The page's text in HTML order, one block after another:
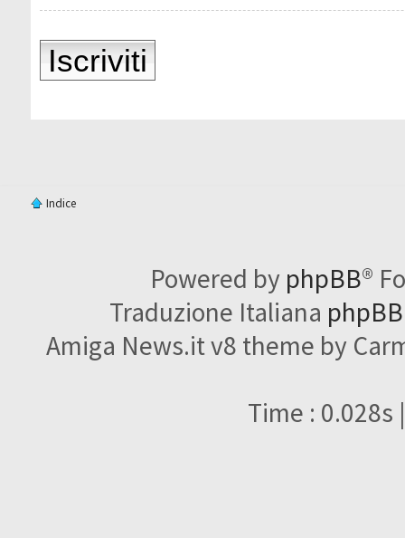
Iscriviti
Indice
Powered by phpBB®
Traduzione Italiana
Amiga News.it v8 theme by
Time : 0.028s